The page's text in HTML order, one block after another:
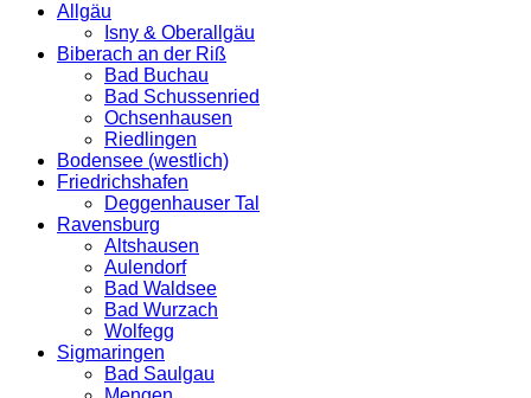
Allgäu
Isny & Oberallgäu
Biberach an der Riß
Bad Buchau
Bad Schussenried
Ochsenhausen
Riedlingen
Bodensee (westlich)
Friedrichshafen
Deggenhauser Tal
Ravensburg
Altshausen
Aulendorf
Bad Waldsee
Bad Wurzach
Wolfegg
Sigmaringen
Bad Saulgau